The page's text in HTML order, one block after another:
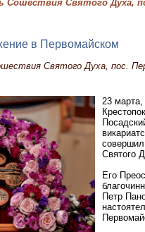
Сошествия Святого Духа,
в Первомайском
Святого Духа, пос.
23
Святого
Его
Петр